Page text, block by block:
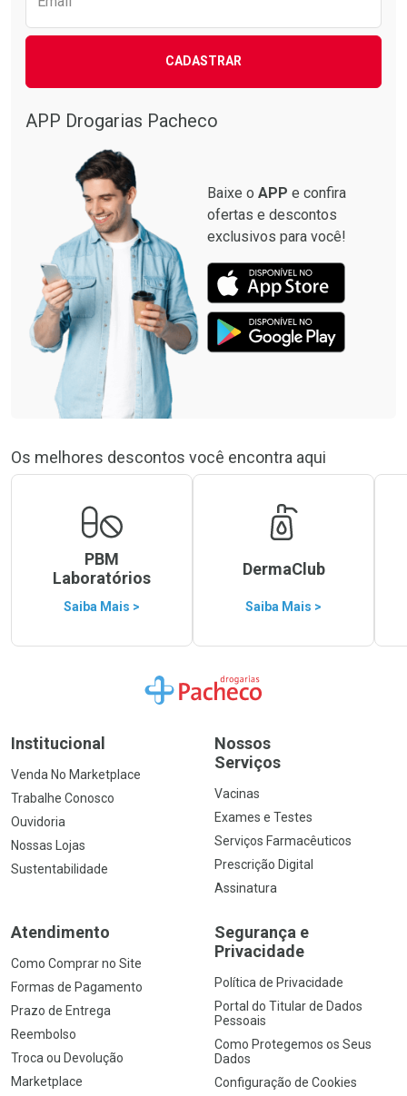
CADASTRAR
APP Drogarias Pacheco
Baixe o APP e confira
ofertas e descontos
exclusivos para você!
Os melhores descontos você encontra aqui
PBM
Laboratórios
Saiba Mais >
DermaClub
Saiba Mais >
Ir para a Home
Institucional
Venda No Marketplace
Trabalhe Conosco
Ouvidoria
Nossas Lojas
Sustentabilidade
Nossos
Serviços
Vacinas
Exames e Testes
Serviços Farmacêuticos
Prescrição Digital
Assinatura
Atendimento
Como Comprar no Site
Formas de Pagamento
Prazo de Entrega
Reembolso
Troca ou Devolução
Marketplace
Segurança e
Privacidade
Política de Privacidade
Portal do Titular de Dados
Pessoais
Como Protegemos os Seus
Dados
Configuração de Cookies